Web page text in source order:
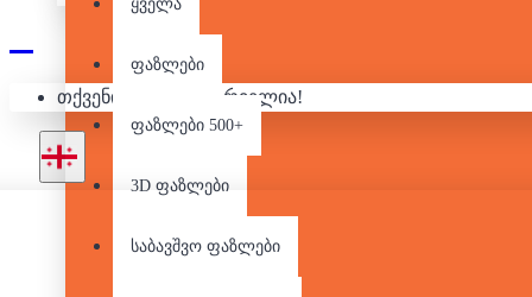
ყველა
ფაზლები
ფაზლები 500+
3D ფაზლები
საბავშვო ფაზლები
თქვენი კალათა ცარიელია!